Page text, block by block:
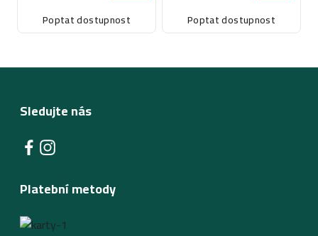
Poptat dostupnost
Poptat dostupnost
Sledujte nás
Platební metody